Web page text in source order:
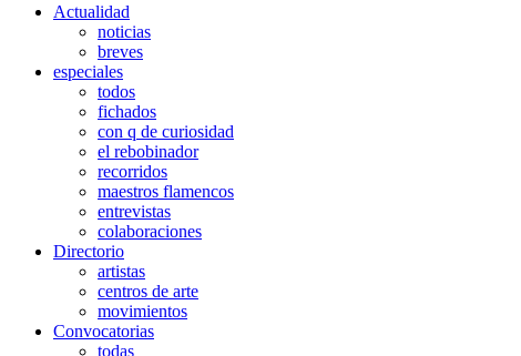
Actualidad
noticias
breves
especiales
todos
fichados
con q de curiosidad
el rebobinador
recorridos
maestros flamencos
entrevistas
colaboraciones
Directorio
artistas
centros de arte
movimientos
Convocatorias
todas